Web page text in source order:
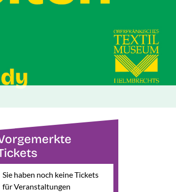
Sie haben noch keine Tickets
für Veranstaltungen